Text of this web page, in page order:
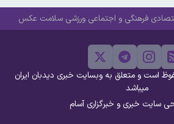
فرهنگی و اجتماعی ورزشی سلامت عکس
است و متعلق به وبسایت خبری دیدبان ایران
میباشد
سایت خبری و خبرگزاری آسام